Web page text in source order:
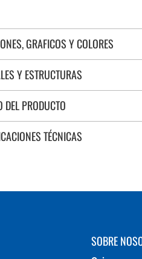
GRAFICOS Y COLORES
Y ESTRUCTURAS
DEL PRODUCTO
TÉCNICAS
SOBRE